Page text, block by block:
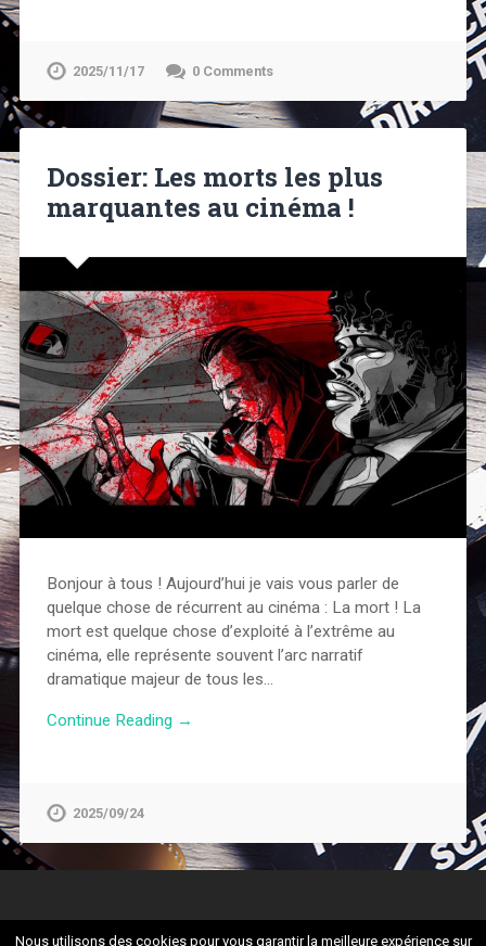
2025/11/17 0 Comments
Dossier: Les morts les plus
marquantes au cinéma !
Bonjour à tous ! Aujourd’hui je vais vous parler de
quelque chose de récurrent au cinéma : La mort ! La
mort est quelque chose d’exploité à l’extrême au
cinéma, elle représente souvent l’arc narratif
dramatique majeur de tous les…
Continue Reading →
2025/09/24
Nous utilisons des cookies pour vous garantir la meilleure expérience sur